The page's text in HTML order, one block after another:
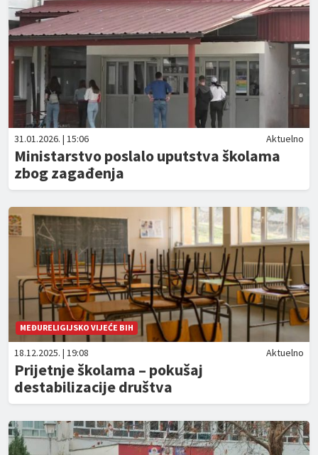
31.01.2026. | 15:06 Aktuelno
Ministarstvo poslalo uputstva školama
zbog zagađenja
MEĐURELIGIJSKO VIJEĆE BIH
18.12.2025. | 19:08 Aktuelno
Prijetnje školama – pokušaj
destabilizacije društva